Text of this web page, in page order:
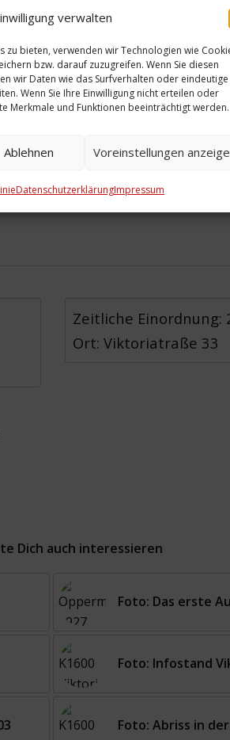
verwalten
zu bieten, verwenden wir Technologien wie
bzw. darauf zuzugreifen. Wenn Sie diesen
wir Daten wie das Surfverhalten oder eindeutige
Wenn Sie Ihre Einwilligung nicht erteilen oder
Merkmale und Funktionen beeinträchtigt werden.
Ablehnen Voreinstellungen
DatenschutzerklärungImpressum
Wäscheleine,
8 auf der
sehen. Aufgenommen von
Zeitliche Einordnung:
Ort: Viktoriatraße 33
Dich auch interessieren
Foto: Das erste
Foto: Infostand
Foto: Abriss in